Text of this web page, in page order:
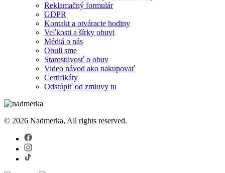
Reklamačný formulár
GDPR
Kontakt a otváracie hodiny
Veľkosti a šírky obuvi
Médiá o nás
Obuli sme
Starostlivosť o obuv
Video návod ako nakupovať
Certifikáty
Odstúpiť od zmluvy tu
© 2026 Nadmerka, All rights reserved.